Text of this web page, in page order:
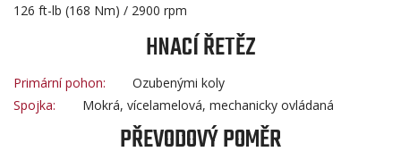
126 ft-lb (168 Nm) / 2900 rpm
HNACÍ ŘETĚZ
Primární pohon:
Ozubenými koly
Spojka:
Mokrá, vícelamelová, mechanicky ovládaná
PŘEVODOVÝ POMĚR